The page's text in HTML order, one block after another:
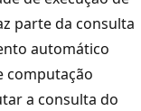
parte da consulta
automático
computação
a consulta do